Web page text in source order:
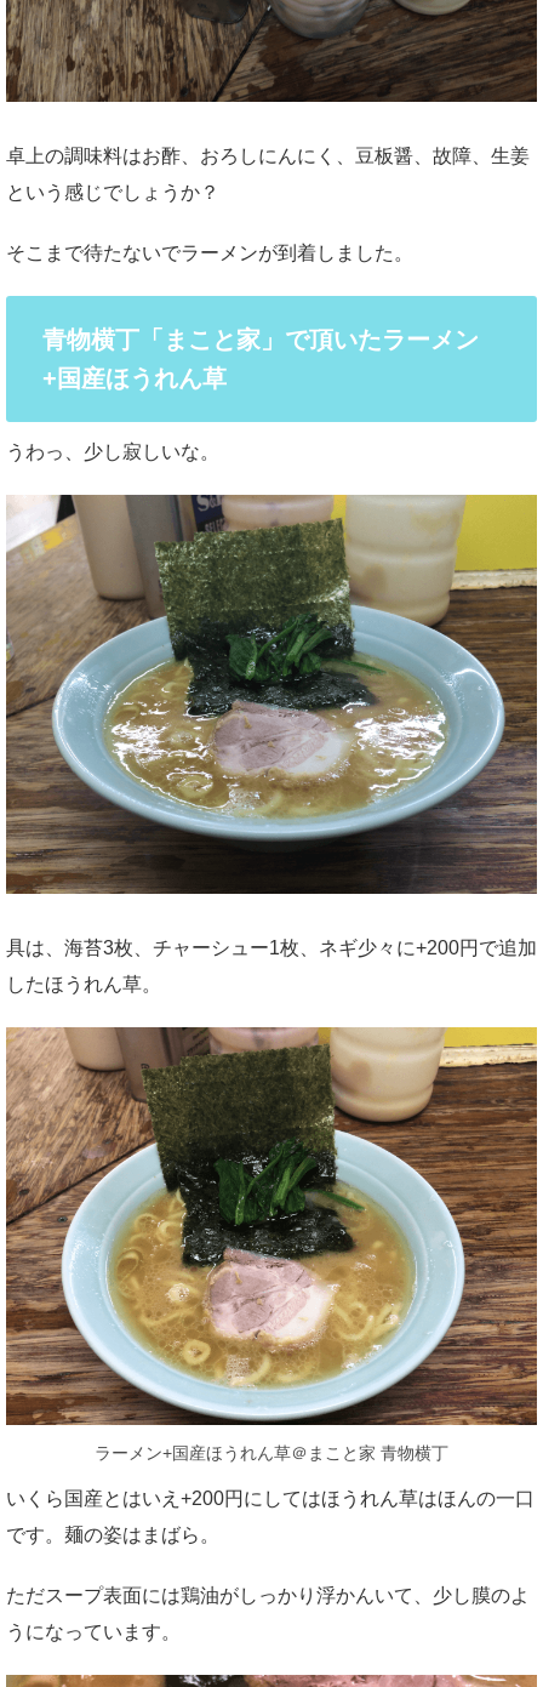
卓上の調味料はお酢、おろしにんにく、豆板醤、故障、生姜
という感じでしょうか？
そこまで待たないでラーメンが到着しました。
青物横丁「まこと家」で頂いたラーメン
+国産ほうれん草
うわっ、少し寂しいな。
具は、海苔3枚、チャーシュー1枚、ネギ少々に+200円で追加
したほうれん草。
ラーメン+国産ほうれん草＠まこと家 青物横丁
いくら国産とはいえ+200円にしてはほうれん草はほんの一口
です。麺の姿はまばら。
ただスープ表面には鶏油がしっかり浮かんいて、少し膜のよ
うになっています。